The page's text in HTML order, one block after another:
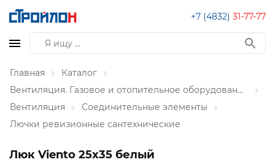
+7 (4832) 31-77-77
Главная
Каталог
Вентиляция. Газовое и отопительное оборудование
Вентиляция
Соединительные элементы
Лючки ревизионные сантехнические
Люк Viento 25х35 белый